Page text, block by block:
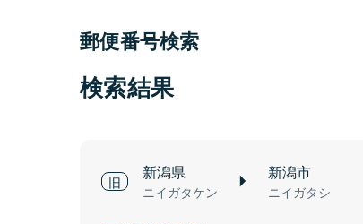
郵便番号検索
検索結果
新潟県
ニイガタケン
新潟市
ニイガタシ